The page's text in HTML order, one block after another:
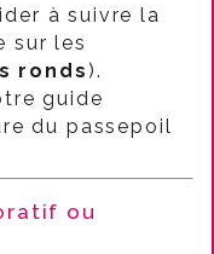
à suivre la
sur les
ronds ).
guide
du passepoil
ou